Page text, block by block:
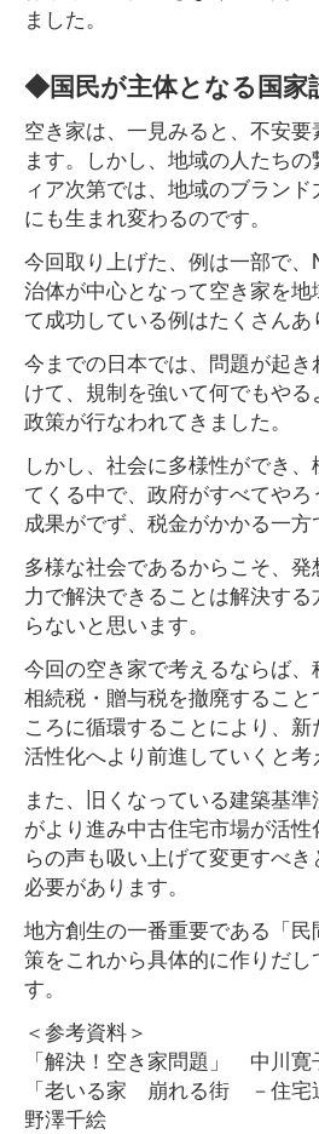
ました。
◆国民が主体となる国家
空き家は、一見みると、不安
ます。しかし、地域の人たち
ィア次第では、地域のブラン
にも生まれ変わるのです。
今回取り上げた、例は一部で
治体が中心となって空き家を
て成功している例はたくさんあ
今までの日本では、問題が起
けて、規制を強いて何でもや
政策が行なわれてきました。
しかし、社会に多様性ができ
てくる中で、政府がすべてやろ
成果がでず、税金がかかる一方
多様な社会であるからこそ、
力で解決できることは解決す
らないと思います。
今回の空き家で考えるならば、
相続税・贈与税を撤廃するこ
ころに循環することにより、
活性化へより前進していくと考
また、旧くなっている建築基
がより進み中古住宅市場が活
らの声も吸い上げて変更すべき
必要があります。
地方創生の一番重要である「
策をこれから具体的に作りだし
す。
＜参考資料＞
「解決！空き家問題」 中川寛
「老いる家 崩れる街 －住宅
野澤千絵